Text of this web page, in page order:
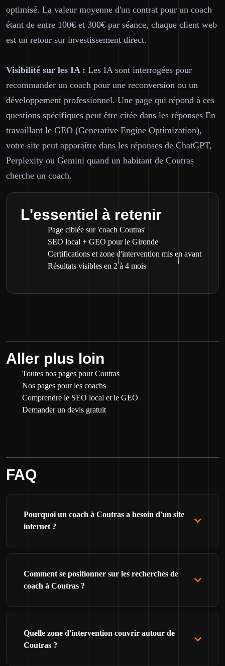
optimisé. La valeur moyenne d'un contrat pour un coach
étant de entre 100€ et 300€ par séance, chaque client web
est un retour sur investissement direct.
Visibilité sur les IA : Les IA sont interrogées pour
recommander un coach pour une reconversion ou un
développement professionnel. Une page qui répond à ces
questions spécifiques peut être citée dans les réponses En
travaillant le GEO (Generative Engine Optimization),
votre site peut apparaître dans les réponses de ChatGPT,
Perplexity ou Gemini quand un habitant de Coutras
cherche un coach.
L'essentiel à retenir
Page ciblée sur 'coach Coutras'
SEO local + GEO pour le Gironde
Certifications et zone d'intervention mis en avant
Résultats visibles en 2 à 4 mois
Aller plus loin
Toutes nos pages pour Coutras
Nos pages pour les coachs
Comprendre le SEO local et le GEO
Demander un devis gratuit
FAQ
Pourquoi un coach à Coutras a besoin d'un site
internet ?
Comment se positionner sur les recherches de
coach à Coutras ?
Quelle zone d'intervention couvrir autour de
Coutras ?